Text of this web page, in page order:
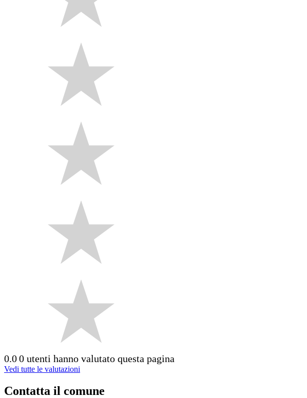
0.00 utenti hanno valutato questa pagina
Vedi tutte le valutazioni
Contatta il comune